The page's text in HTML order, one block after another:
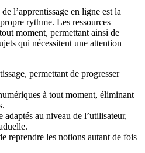
l’apprentissage en ligne est la
rythme. Les ressources
moment, permettant ainsi de
qui nécessitent une attention
permettant de progresser
à tout moment, éliminant
adaptés au niveau de l’utilisateur,
reprendre les notions autant de fois